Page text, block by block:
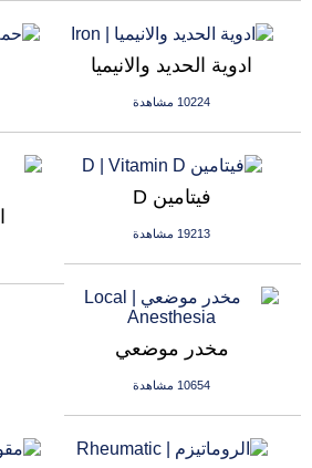
ادوية الحديد والانيميا
10224 مشاهدة
فيتامين D
19213 مشاهدة
مخدر موضعي
10654 مشاهدة